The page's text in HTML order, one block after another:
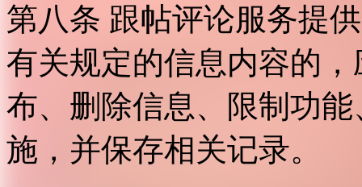
第八条 跟帖评论服务提
有关规定的信息内容的
布、删除信息、限制功
施，并保存相关记录。